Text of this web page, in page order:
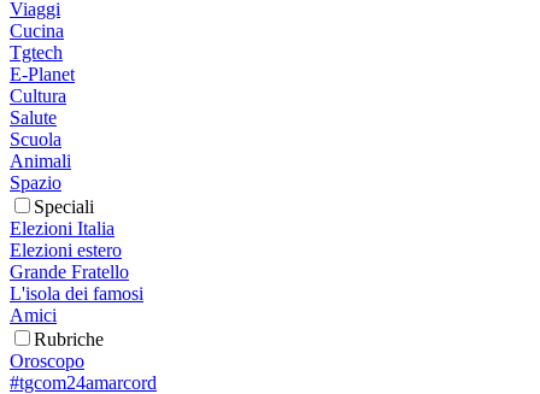
Viaggi
Cucina
Tgtech
E-Planet
Cultura
Salute
Scuola
Animali
Spazio
Speciali
Elezioni Italia
Elezioni estero
Grande Fratello
L'isola dei famosi
Amici
Rubriche
Oroscopo
#tgcom24amarcord